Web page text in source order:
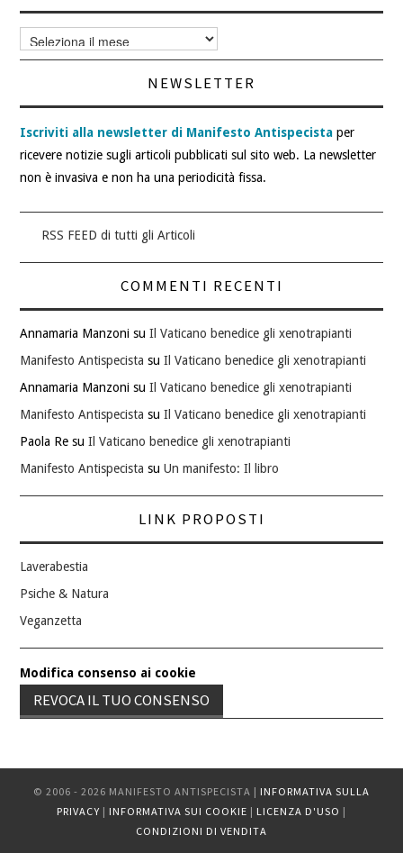
Archivi
articoli
NEWSLETTER
Iscriviti alla newsletter di Manifesto Antispecista per
ricevere notizie sugli articoli pubblicati sul sito web. La newsletter
non è invasiva e non ha una periodicità fissa.
RSS FEED di tutti gli Articoli
COMMENTI RECENTI
Annamaria Manzoni suIl Vaticano benedice gli xenotrapianti
Manifesto Antispecista suIl Vaticano benedice gli xenotrapianti
Annamaria Manzoni suIl Vaticano benedice gli xenotrapianti
Manifesto Antispecista suIl Vaticano benedice gli xenotrapianti
Paola Re suIl Vaticano benedice gli xenotrapianti
Manifesto Antispecista suUn manifesto: Il libro
LINK PROPOSTI
Laverabestia
Psiche & Natura
Veganzetta
Modifica consenso ai cookie
REVOCA IL TUO CONSENSO
© 2006 - 2026 MANIFESTO ANTISPECISTA | INFORMATIVA SULLA
PRIVACY | INFORMATIVA SUI COOKIE | LICENZA D'USO |
CONDIZIONI DI VENDITA